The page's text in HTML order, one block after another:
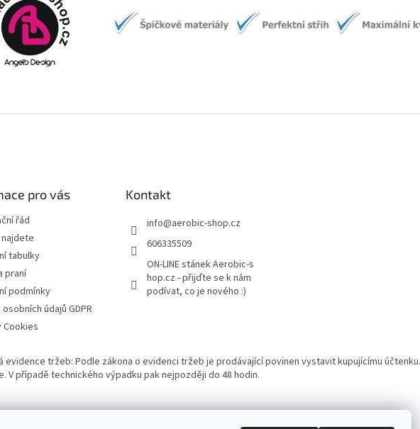
pro vás
řád
tabulky
praní
podmínky
údajů GDPR
Cookies
Kontakt
info@aerobic-shop.cz
606335509
ON-LINE stánek Aerobic-s
hop.cz - přijďte se k nám
podívat, co je nového :)
evidence tržeb: Podle zákona o evidenci tržeb je prodávající povinen vystavit kupujícímu
V případě technického výpadku pak nejpozději do 48 hodin.